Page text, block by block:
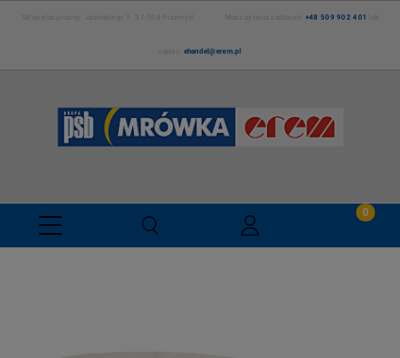
Sklep stacjonarny: Jasińskiego 9, 37-700 Przemyśl Masz pytania zadzwoń: +48 509 902 401
ehandel@erem.pl